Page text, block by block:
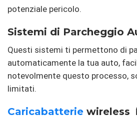
potenziale pericolo.
Sistemi di Parcheggio
Questi sistemi ti permettono di
automaticamente la tua auto,
notevolmente questo processo,
limitati.
Caricabatterie wireless